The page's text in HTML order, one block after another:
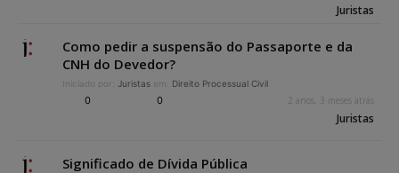
Juristas
Como pedir a suspensão do Passaporte e da
CNH do Devedor?
Iniciado por: Juristas em: Direito Processual Civil
0 0 2 anos, 3 meses atrás
Juristas
Significado de Dívida Pública